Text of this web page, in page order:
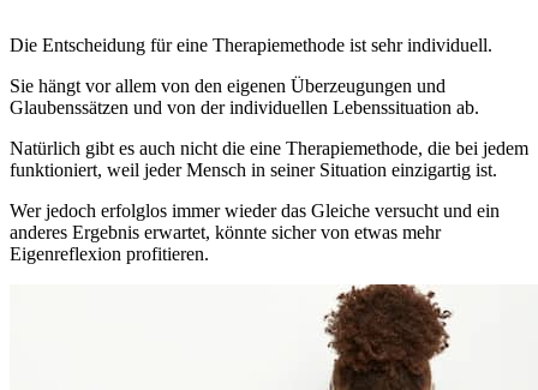
Die Entscheidung für eine Therapiemethode ist sehr individuell.
Sie hängt vor allem von den eigenen Überzeugungen und
Glaubenssätzen und von der individuellen Lebenssituation ab.
Natürlich gibt es auch nicht die eine Therapiemethode, die bei jedem
funktioniert, weil jeder Mensch in seiner Situation einzigartig ist.
Wer jedoch erfolglos immer wieder das Gleiche versucht und ein
anderes Ergebnis erwartet, könnte sicher von etwas mehr
Eigenreflexion profitieren.